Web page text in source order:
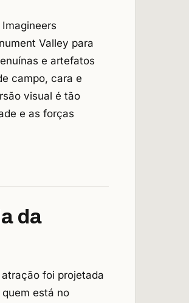
Valley para
e artefatos
campo, cara e
visual é tão
e as forças
da
foi projetada
está no